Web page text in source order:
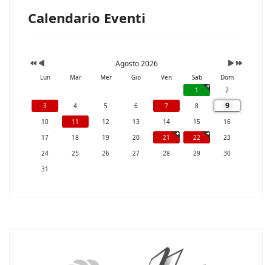
Calendario Eventi
Agosto 2026
Lun Mar Mer Gio Ven Sab
Dom
1
2
3
4 5 6 7 8 9
10 11 12 13 14 15
16
17
18 19 20 21 22
23
24
25 26 27 28 29
30
31